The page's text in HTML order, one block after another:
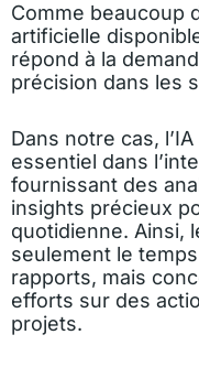
Comme beaucoup
artificielle
répond à la
précision dans les
Dans notre cas,
essentiel dans
fournissant des
insights précieux
quotidienne. Ainsi,
seulement le
rapports, mais
efforts sur des
projets.